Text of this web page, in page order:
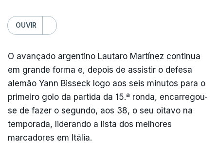
OUVIR
O avançado argentino Lautaro Martínez continua
em grande forma e, depois de assistir o defesa
alemão Yann Bisseck logo aos seis minutos para o
primeiro golo da partida da 15.ª ronda, encarregou-
se de fazer o segundo, aos 38, o seu oitavo na
temporada, liderando a lista dos melhores
marcadores em Itália.